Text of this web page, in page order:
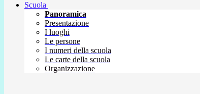
Scuola
Panoramica
Presentazione
I luoghi
Le persone
I numeri della scuola
Le carte della scuola
Organizzazione